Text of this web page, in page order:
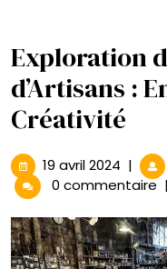
Exploration
d’Artisans :
Créativité
19 avril 2024 19
avril
|
0 commentaire |